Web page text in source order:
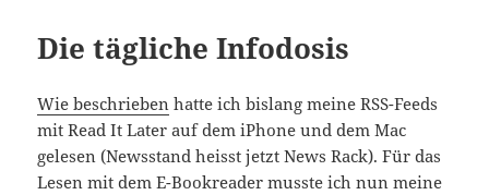
Die tägliche Infodosis
Wie beschrieben hatte ich bislang meine RSS-Feeds
mit Read It Later auf dem iPhone und dem Mac
gelesen (Newsstand heisst jetzt News Rack). Für das
Lesen mit dem E-Bookreader musste ich nun meine